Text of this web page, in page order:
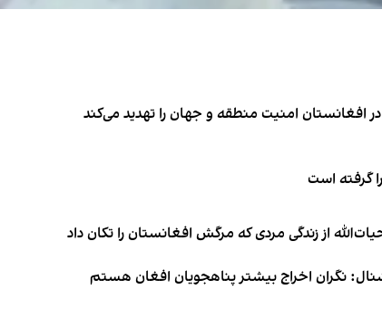
امنیت منطقه و جهان را تهدید می‌کند
گرفته است
از زندگی مردی که مرگش افغانستان را تکان داد
نگران اخراج بیشتر پناهجویان افغان هستم